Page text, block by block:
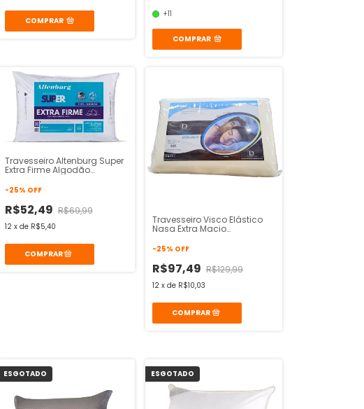
COMPRAR
+11
COMPRAR
Travesseiro Altenburg Super
Extra Firme Algodão
-25% OFF
R$52,49 R$69,99
12 x de R$5,40
Travesseiro Visco Elástico
Nasa Extra Macio
-25% OFF
R$97,49 R$129,99
12 x de R$10,03
ESGOTADO ESGOTADO